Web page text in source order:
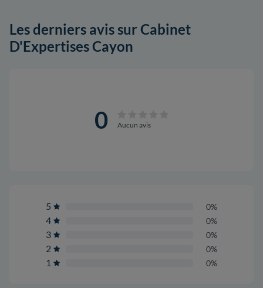
Les derniers avis sur Cabinet
D'Expertises Cayon
0 Aucun avis
5 0%
4 0%
3 0%
2 0%
1 0%